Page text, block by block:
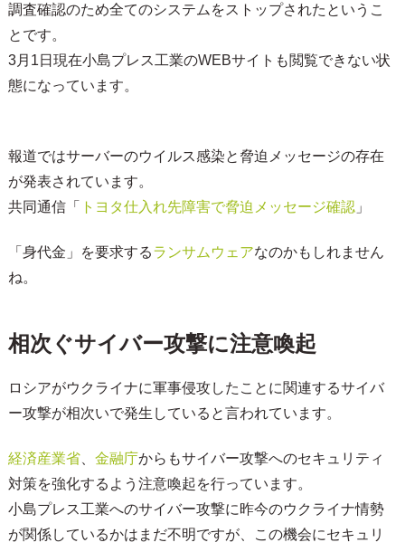
調査確認のため全てのシステムをストップされたというこ
とです。
3月1日現在小島プレス工業のWEBサイトも閲覧できない状
態になっています。
報道ではサーバーのウイルス感染と脅迫メッセージの存在
が発表されています。
共同通信「
トヨタ仕入れ先障害で脅迫メッセージ確認」
「身代金」を要求するランサムウェアなのかもしれません
ね。
相次ぐサイバー攻撃に注意喚起
ロシアがウクライナに軍事侵攻したことに関連するサイバ
ー攻撃が相次いで発生していると言われています。
経済産業省、 金融庁からもサイバー攻撃へのセキュリティ
対策を強化するよう注意喚起を行っています。
小島プレス工業へのサイバー攻撃に昨今のウクライナ情勢
が関係しているかはまだ不明ですが、この機会にセキュリ